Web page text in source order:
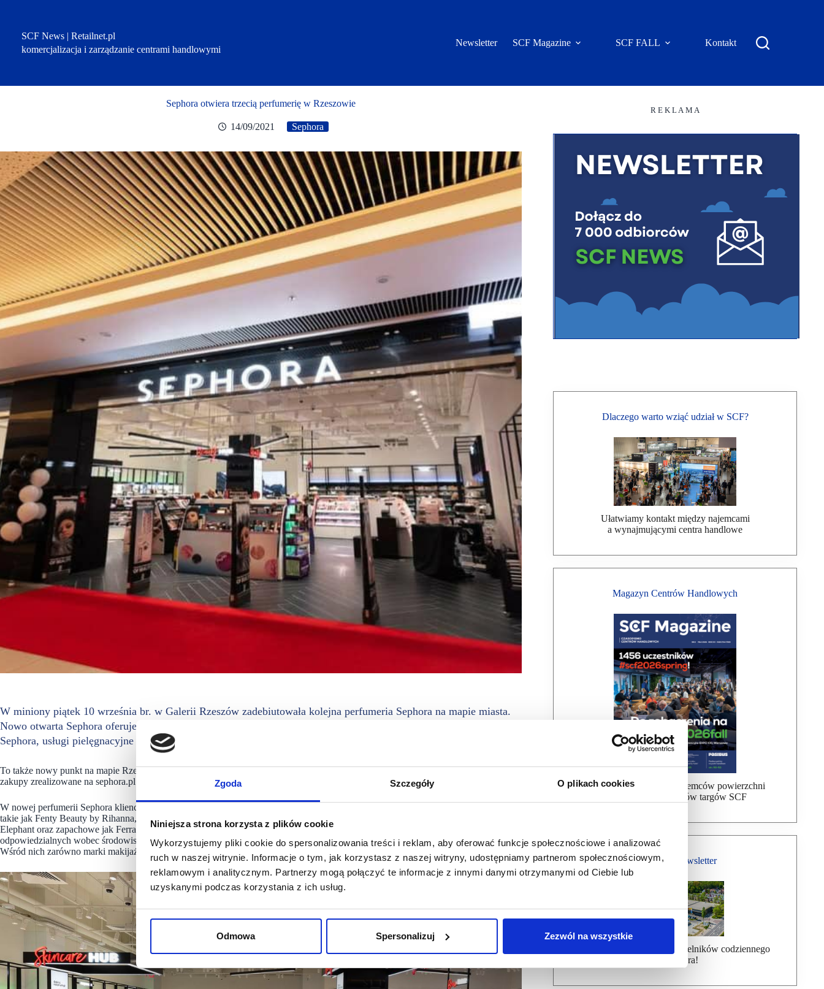
Zgoda Szczegóły O plikach cookies
Niniejsza strona korzysta z plików cookie
Wykorzystujemy pliki cookie do spersonalizowania treści i reklam, aby oferować funkcje społecznościowe i analizować
ruch w naszej witrynie. Informacje o tym, jak korzystasz z naszej witryny, udostępniamy partnerom społecznościowym,
reklamowym i analitycznym. Partnerzy mogą połączyć te informacje z innymi danymi otrzymanymi od Ciebie lub
uzyskanymi podczas korzystania z ich usług.
Odmowa Spersonalizuj Zezwól na wszystkie
SCF News | Retailnet.pl
komercjalizacja i zarządzanie centrami handlowymi
Newsletter SCF Magazine SCF FALL Kontakt
Sephora otwiera trzecią perfumerię w Rzeszowie
14/09/2021 Sephora
W miniony piątek 10 września br. w Galerii Rzeszów zadebiutowała kolejna perfumeria Sephora na mapie miasta.
Nowo otwarta Sephora oferuje kultowe marki kosmetyczne, w tym takie, które dostępne są na wyłączność w sieci
Sephora, usługi pielęgnacyjne i makijażowe oraz profesjonalne doradztwo i pomoc w zakupach.
To także nowy punkt na mapie Rzeszowa, w którym dzięki usłudze Click & Collect w wygodny i bezpieczny sposób odbierać można
zakupy zrealizowane na sephora.pl.
W nowej perfumerii Sephora klienci znajdą liczne marki dostępne na wyłączność w sieci, a wśród nich kultowe marki makijażowe,
takie jak Fenty Beauty by Rihanna, Too Faced, Tarte, Huda Beauty, pielęgnacyjne: Fresh, Ole Henriksen, Dr Jart, Origins czy Drunk
Elephant oraz zapachowe jak Ferragamo. W Sephora na klientów czeka również bogata i stale rozwijana sekcja Good For pełna marek
odpowiedzialnych wobec środowiska, wegańskich oraz takich, które zawierają min. 90% składników naturalnego pochodzenia.
Wśród nich zarówno marki makijażowe, pielęgnacyjne, jak i zapachy.
R E K L A M A
Dlaczego warto wziąć udział w SCF?
Ułatwiamy kontakt między najemcami
a wynajmującymi centra handlowe
Magazyn Centrów Handlowych
Bezpłatna wysyłka dla najemców powierzchni
handlowej, uczestników targów SCF
Bezpłatny Newsletter
Dołącz do ponad 7000 czytelników codziennego
newslettera!